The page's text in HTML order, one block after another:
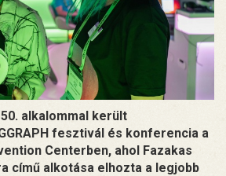
alkalommal került
fesztivál és konferencia a
Centerben, ahol Fazakas
című alkotása elhozta a legjobb